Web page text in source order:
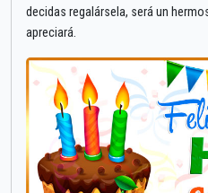
decidas regalársela, será un
apreciará.